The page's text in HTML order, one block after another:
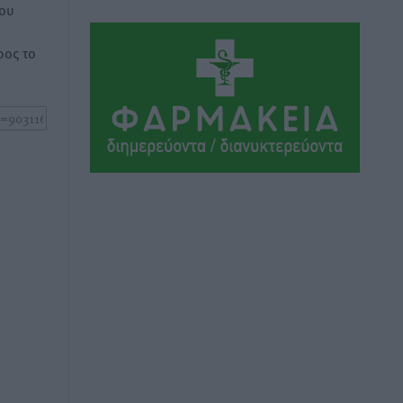
το
πληρώνει τον λογαριασμό
πριν 4 ώρες
Πού κινούνται οι κρατήσεις last
minute σε Ελλάδα από Γερμανούς
Ειδήσεις πριν 4 ώρες